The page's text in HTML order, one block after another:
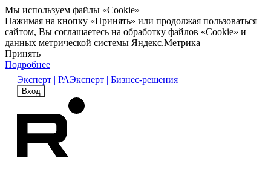
Мы используем файлы «Cookie»
Нажимая на кнопку «Принять» или продолжая пользоваться
сайтом, Вы соглашаетесь на обработку файлов «Cookie» и
данных метрической системы Яндекс.Метрика
Принять
Подробнее
Эксперт | РАЭксперт | Бизнес-решения
Вход